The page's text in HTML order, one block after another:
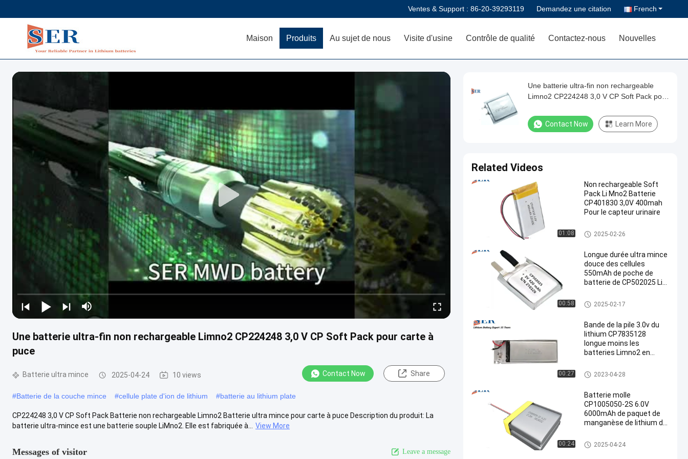
Ventes & Support : 86-20-39293119 Demandez une citation French
Maison Produits Au sujet de nous Visite d'usine Contrôle de qualité Contactez-nous Nouvelles
Une batterie ultra-fin non rechargeable Limno2 CP224248 3,0 V CP Soft Pack pour carte à
puce
Batterie ultra mince 2025-04-24 10 views Contact Now Share
#Batterie de la couche mince #cellule plate d'ion de lithium #batterie au lithium plate
CP224248 3,0 V CP Soft Pack Batterie non rechargeable Limno2 Batterie ultra mince pour carte à puce Description du produit: La
batterie ultra-mince est une batterie souple LiMno2. Elle est fabriquée à...
View More
Messages of visitor Leave a message
Une batterie ultra-fin non rechargeable
Limno2 CP224248 3,0 V CP Soft Pack pour
Contact Now Learn More
Related Videos
01:08
Non rechargeable Soft
Pack Li Mno2 Batterie
CP401830 3,0V 400mah
Pour le capteur urinaire
Batterie ultra mince
2025-02-26
00:58
Longue durée ultra mince
douce des cellules
550mAh de poche de
batterie de CP502025 Li-
cheminement animal
Batterie ultra mince
2025-02-17
00:27
Bande de la pile 3.0v du
lithium CP7835128
longue moins les
batteries Limno2 en
communes
Batterie ultra mince
2023-04-28
00:24
Batterie molle
CP1005050-2S 6.0V
6000mAh de paquet de
manganèse de lithium de
Batterie ultra mince
2025-04-24